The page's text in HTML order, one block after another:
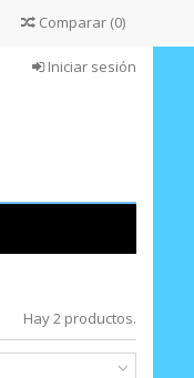
Comparar (0)
Iniciar sesión
Hay 2 productos.